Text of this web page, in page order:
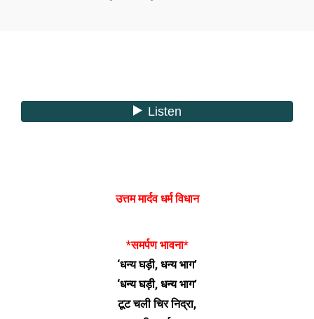
उत्तम मार्दव धर्म विधान
*समर्पण भावना*
‘धन्य घड़ी, धन्य भाग’
‘धन्य घड़ी, धन्य भाग’
टूट चली चिर निद्रा,